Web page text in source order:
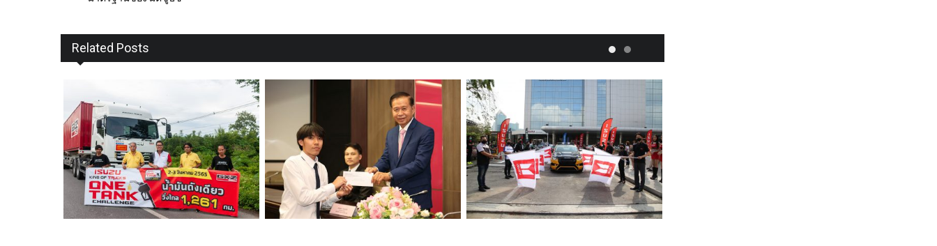
Related Posts